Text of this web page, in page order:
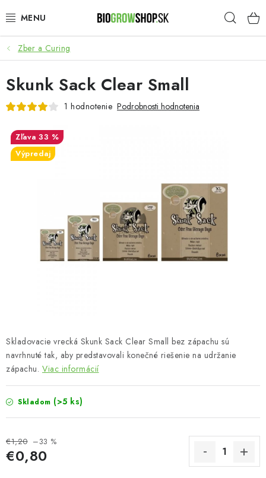
na
PESTOVANIE
HEADSHOP
SEMENÁ
NOVINKY
50% ZĽAVA NA SEMENÁ
Platba a dodanie
Podmienky ochrany osobných údajov
Obchodné podmienky
Zber a Curing
Skladovacie vrecká Skunk Sack Clear Small bez zápachu sú
navrhnuté tak, aby predstavovali konečné riešenie na udržanie
zápachu. Viac informácií
Skladom (>5 ks)
€1,20 –33 %
€0,80
Skunk Sack Clear Small
1 hodnotenie Podrobnosti hodnotenia
33 %
Výpredaj